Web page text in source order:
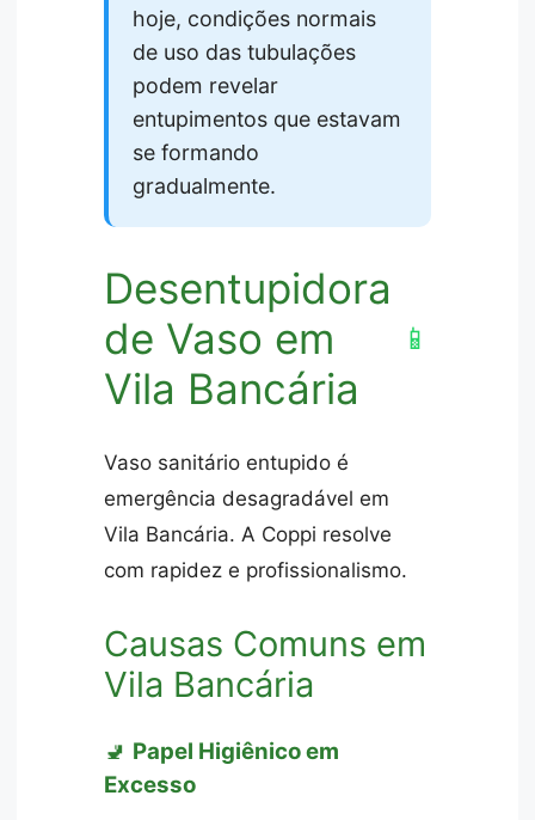
hoje, condições normais
de uso das tubulações
podem revelar
entupimentos que estavam
se formando
gradualmente.
Desentupidora
de Vaso em
Vila Bancária
📱
Vaso sanitário entupido é
emergência desagradável em
Vila Bancária. A Coppi resolve
com rapidez e profissionalismo.
Causas Comuns em
Vila Bancária
🚽 Papel Higiênico em
Excesso